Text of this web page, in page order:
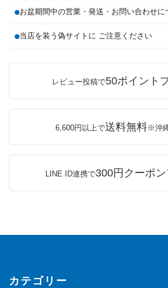
お盆期間中の営業・発送・お問い合わせに
当店を装う偽サイトに ご注意ください
レビュー投稿で50ポイント
6,600円以上で送料無料※沖
LINE ID連携で300円クーポン
カテゴリー